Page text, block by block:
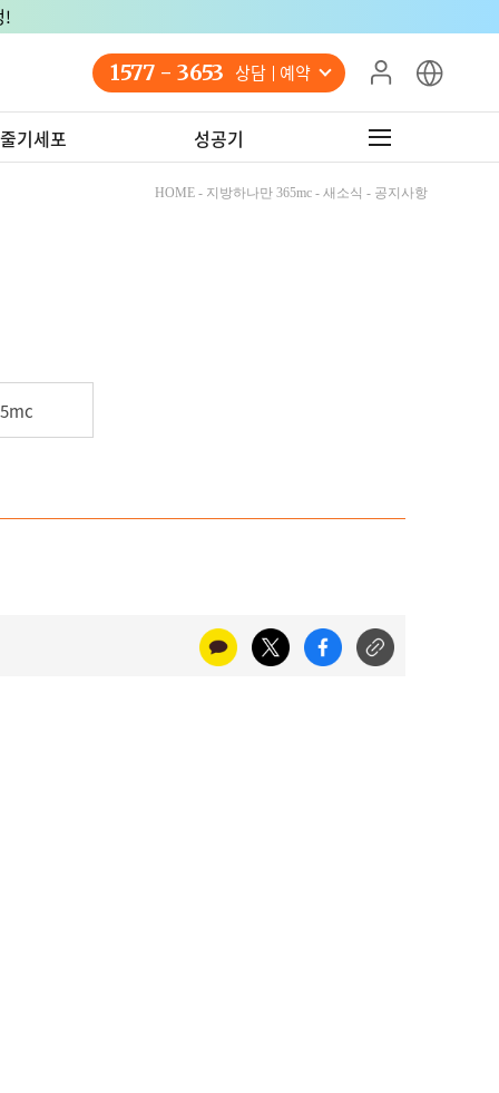
!
1577 - 3653 상담 예약
기세포 성공기
HOME - 지방하나만 365mc - 새소식 - 공지사항